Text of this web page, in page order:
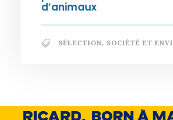
d’animaux
SÉLECTION, SOCIÉTÉ ET